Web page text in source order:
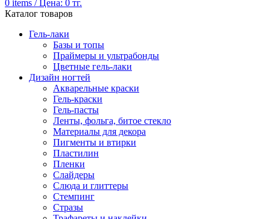
0 items / Цена: 0 тг.
Каталог товаров
Гель-лаки
Базы и топы
Праймеры и ультрабонды
Цветные гель-лаки
Дизайн ногтей
Акварельные краски
Гель-краски
Гель-пасты
Ленты, фольга, битое стекло
Материалы для декора
Пигменты и втирки
Пластилин
Пленки
Слайдеры
Слюда и глиттеры
Стемпинг
Стразы